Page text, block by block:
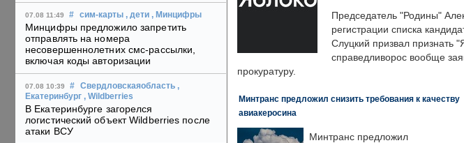
07.08 11:49 # сим-карты , дети , Минцифры
Минцифры предложило запретить
отправлять на номера
несовершеннолетних смс-рассылки,
включая коды авторизации
07.08 10:39 # Свердловскаяобласть ,
Екатеринбург , Wildberries
В Екатеринбурге загорелся
логистический объект Wildberries после
атаки ВСУ
Председатель "Родины"
регистрации списка
Слуцкий призвал признать
справедливорос вообще
прокуратуру.
Минтранс предложил снизить требования к качеству
авиакеросина
Минтранс предложил